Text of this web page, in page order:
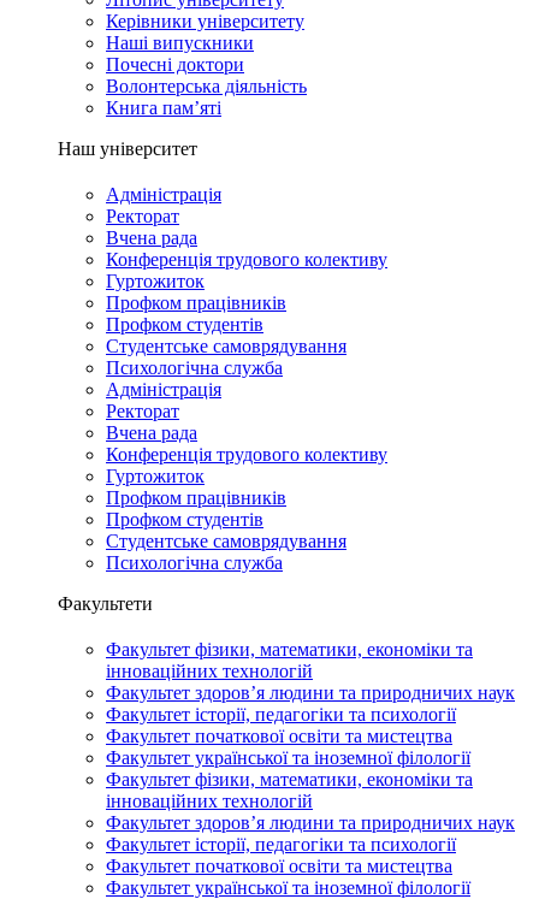
Керівники університету
Наші випускники
Почесні доктори
Волонтерська діяльність
Книга пам’яті
Наш університет
Адміністрація
Ректорат
Вчена рада
Конференція трудового колективу
Гуртожиток
Профком працівників
Профком студентів
Студентське самоврядування
Психологічна служба
Адміністрація
Ректорат
Вчена рада
Конференція трудового колективу
Гуртожиток
Профком працівників
Профком студентів
Студентське самоврядування
Психологічна служба
Факультети
Факультет фізики, математики, економіки та
інноваційних технологій
Факультет здоров’я людини та природничих наук
Факультет історії, педагогіки та психології
Факультет початкової освіти та мистецтва
Факультет української та іноземної філології
Факультет фізики, математики, економіки та
інноваційних технологій
Факультет здоров’я людини та природничих наук
Факультет історії, педагогіки та психології
Факультет початкової освіти та мистецтва
Факультет української та іноземної філології